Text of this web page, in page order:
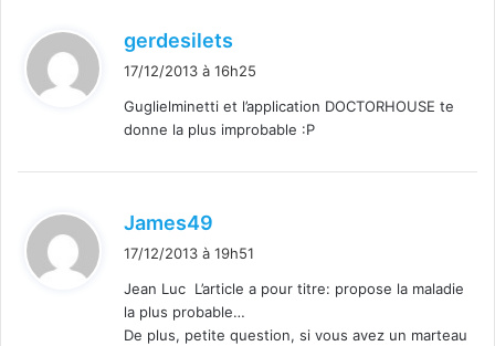
gerdesilets
:
17/12/2013 à 16h25
Guglielminetti et l’application DOCTORHOUSE te
donne la plus improbable :P
James49
:
17/12/2013 à 19h51
Jean Luc L’article a pour titre: propose la maladie
la plus probable…
De plus, petite question, si vous avez un marteau